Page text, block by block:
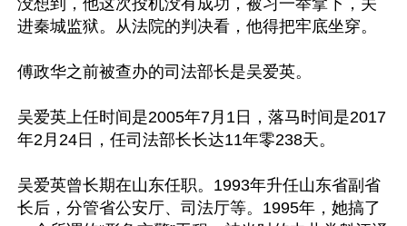
没想到，他这次投机没有成功，被习一举拿下，关
进秦城监狱。从法院的判决看，他得把牢底坐穿。
傅政华之前被查办的司法部长是吴爱英。
吴爱英上任时间是2005年7月1日，落马时间是2017
年2月24日，任司法部长长达11年零238天。
吴爱英曾长期在山东任职。1993年升任山东省副省
长后，分管省公安厅、司法厅等。1995年，她搞了